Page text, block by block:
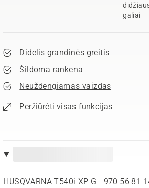
galiai
Didelis grandinės greitis
Šildoma rankena
Neuždengiamas vaizdas
Peržiūrėti visas funkcijas
HUSQVARNA T540i XP G - 970 56